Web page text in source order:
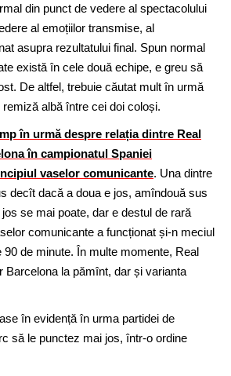
din punct de vedere al spectacolului
al emoțiilor transmise, al
asupra rezultatului final. Spun normal
există în cele două echipe, e greu să
De altfel, trebuie căutat mult în urmă
albă între cei doi coloși.
în urmă despre relația dintre Real
în campionatul Spaniei
vaselor comunicante. Una dintre
decît dacă a doua e jos, amîndouă sus
se mai poate, dar e destul de rară
comunicante a funcționat și-n meciul
90 de minute. În multe momente, Real
Barcelona la pămînt, dar și varianta
în evidență în urma partidei de
să le punctez mai jos, într-o ordine